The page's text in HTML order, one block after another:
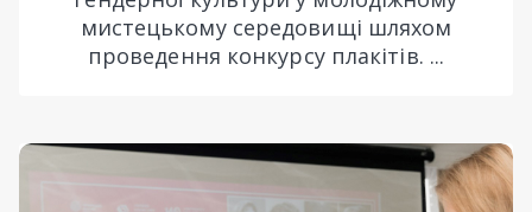
мистецькому середовищі шляхом
проведення конкурсу плакітів. ...